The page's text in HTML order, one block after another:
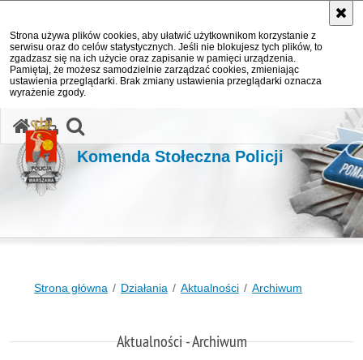
Strona używa plików cookies, aby ułatwić użytkownikom korzystanie z
serwisu oraz do celów statystycznych. Jeśli nie blokujesz tych plików, to
zgadzasz się na ich użycie oraz zapisanie w pamięci urządzenia.
Pamiętaj, że możesz samodzielnie zarządzać cookies, zmieniając
ustawienia przeglądarki. Brak zmiany ustawienia przeglądarki oznacza
wyrażenie zgody.
Komenda Stołeczna Policji
Strona główna Działania Aktualności Archiwum
Aktualności - Archiwum